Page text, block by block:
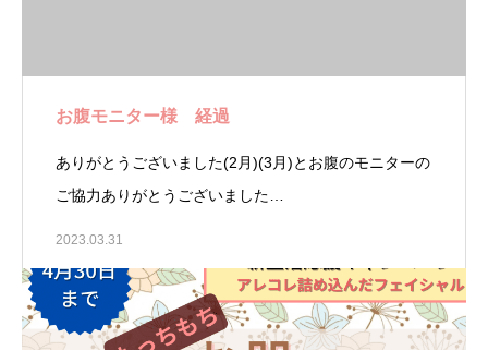
お腹モニター様 経過
ありがとうございました(2月)(3月)とお腹のモニターの
ご協力ありがとうございました…
2023.03.31